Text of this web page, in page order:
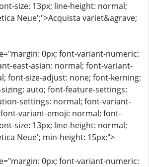
size: 13px; line-height: normal;
Neue';">Acquista variet&agrave;
0px; font-variant-numeric:
east-asian: normal; font-variant-
font-size-adjust: none; font-kerning:
auto; font-feature-settings:
settings: normal; font-variant-
variant-emoji: normal; font-
size: 13px; line-height: normal;
Neue'; min-height: 15px;">
0px; font-variant-numeric: